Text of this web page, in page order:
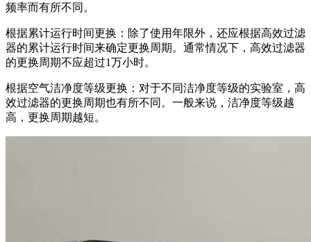
频率而有所不同。
根据累计运行时间更换：除了使用年限外，还应根据高效过滤
器的累计运行时间来确定更换周期。通常情况下，高效过滤器
的更换周期不应超过1万小时。
根据空气洁净度等级更换：对于不同洁净度等级的实验室，高
效过滤器的更换周期也有所不同。一般来说，洁净度等级越
高，更换周期越短。